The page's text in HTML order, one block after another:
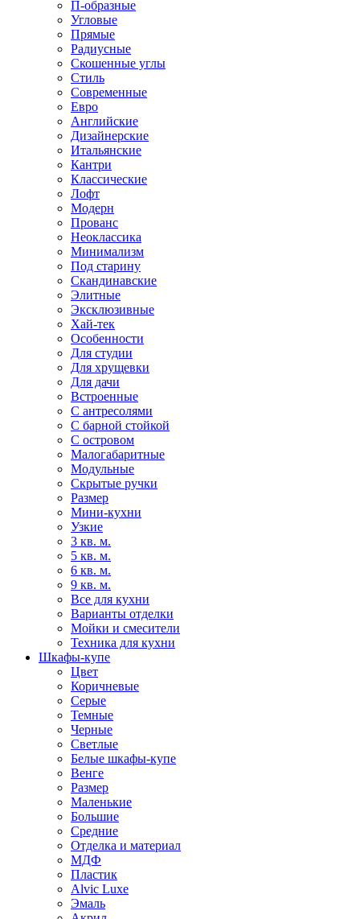
П-образные
Угловые
Прямые
Радиусные
Скошенные углы
Стиль
Современные
Евро
Английские
Дизайнерские
Итальянские
Кантри
Классические
Лофт
Модерн
Прованс
Неоклассика
Минимализм
Под старину
Скандинавские
Элитные
Эксклюзивные
Хай-тек
Особенности
Для студии
Для хрущевки
Для дачи
Встроенные
С антресолями
С барной стойкой
С островом
Малогабаритные
Модульные
Скрытые ручки
Размер
Мини-кухни
Узкие
3 кв. м.
5 кв. м.
6 кв. м.
9 кв. м.
Все для кухни
Варианты отделки
Мойки и смесители
Техника для кухни
Шкафы-купе
Цвет
Коричневые
Серые
Темные
Черные
Светлые
Белые шкафы-купе
Венге
Размер
Маленькие
Большие
Средние
Отделка и материал
МДФ
Пластик
Alvic Luxe
Эмаль